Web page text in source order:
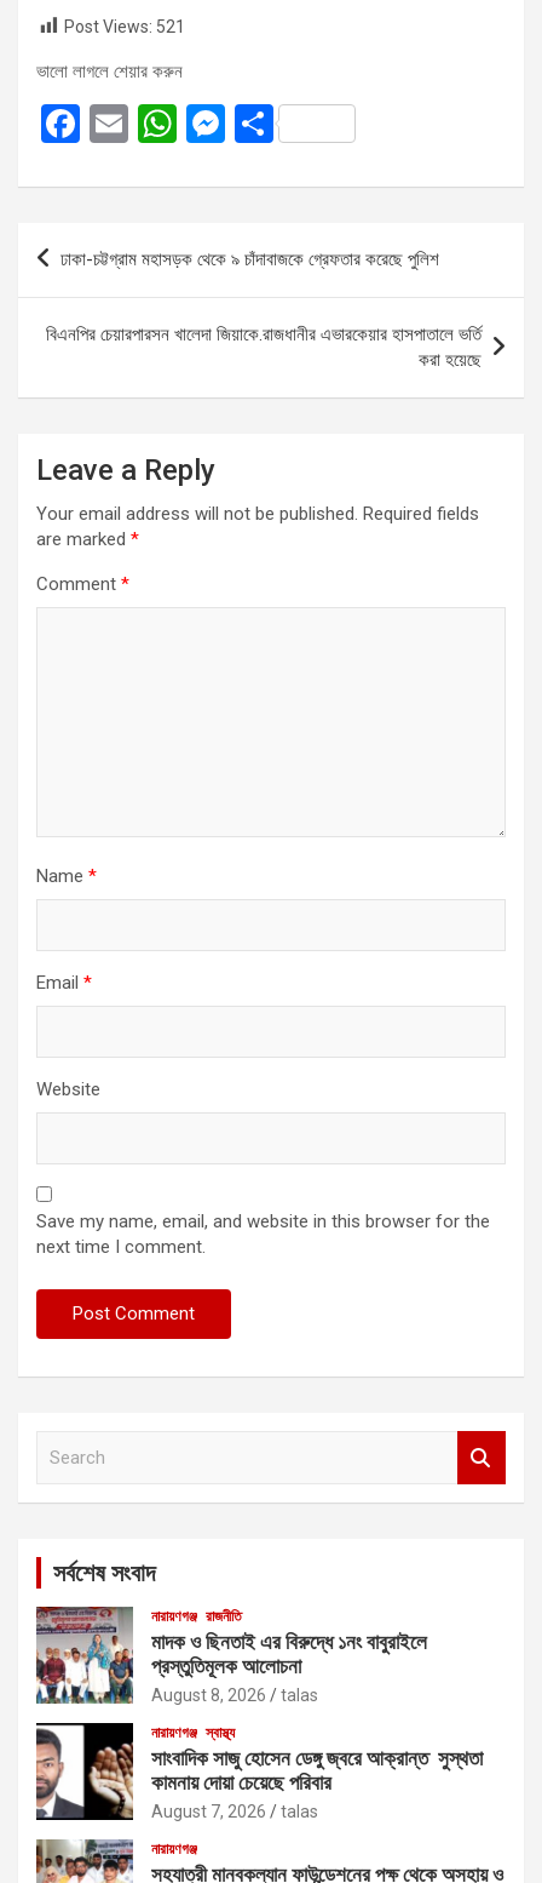
Post Views: 521
ভালো লাগলে শেয়ার করুন
F
ce
b
o
o
k
E
ail
W
at
A
p
p
M
se
g
er
S
ar
Post
navigation
ঢাকা-চট্টগ্রাম মহাসড়ক থেকে ৯ চাঁদাবাজকে গ্রেফতার করেছে পুলিশ
বিএনপির চেয়ারপারসন খালেদা জিয়াকে.রাজধানীর এভারকেয়ার হাসপাতালে ভর্তি
করা হয়েছে
Leave a Reply
Your email address will not be published. Required fields
are marked *
Comment *
Name *
Email *
Website
Save my name, email, and website in this browser for the
next time I comment.
সর্বশেষ সংবাদ
নারায়ণগঞ্জ রাজনীতি
মাদক ও ছিনতাই এর বিরুদ্ধে ১নং বাবুরাইলে
প্রস্তুতিমূলক আলোচনা
August 8, 2026 talas
নারায়ণগঞ্জ স্বাস্থ্য
সাংবাদিক সাজু হোসেন ডেঙ্গু জ্বরে আক্রান্ত সুস্থতা
কামনায় দোয়া চেয়েছে পরিবার
August 7, 2026 talas
নারায়ণগঞ্জ
সহযাত্রী মানবকল্যান ফাউন্ডেশনের পক্ষ থেকে অসহায় ও